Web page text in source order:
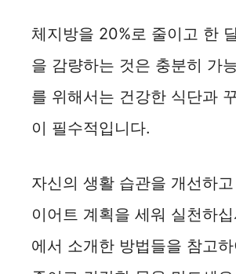
체지방을 20%로 줄이고 한
을 감량하는 것은 충분히 가
를 위해서는 건강한 식단과
이 필수적입니다.
자신의 생활 습관을 개선하
이어트 계획을 세워 실천하
에서 소개한 방법들을 참고